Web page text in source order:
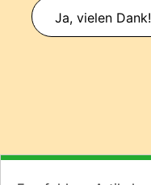
Ja, vielen Dank!